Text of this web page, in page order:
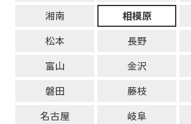
湘南
相模原
松本
長野
富山
金沢
磐田
藤枝
名古屋
岐阜